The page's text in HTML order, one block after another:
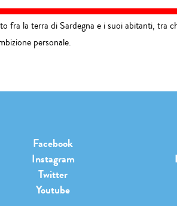
fra la terra di Sardegna e i suoi abitanti, tra
personale.
Facebook
Instagram
Twitter
Youtube